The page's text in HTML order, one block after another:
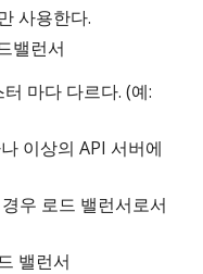
사용한다.
밸런서
마다 다르다. (예:
이상의 API 서버에
우 로드 밸런서로서
밸런서